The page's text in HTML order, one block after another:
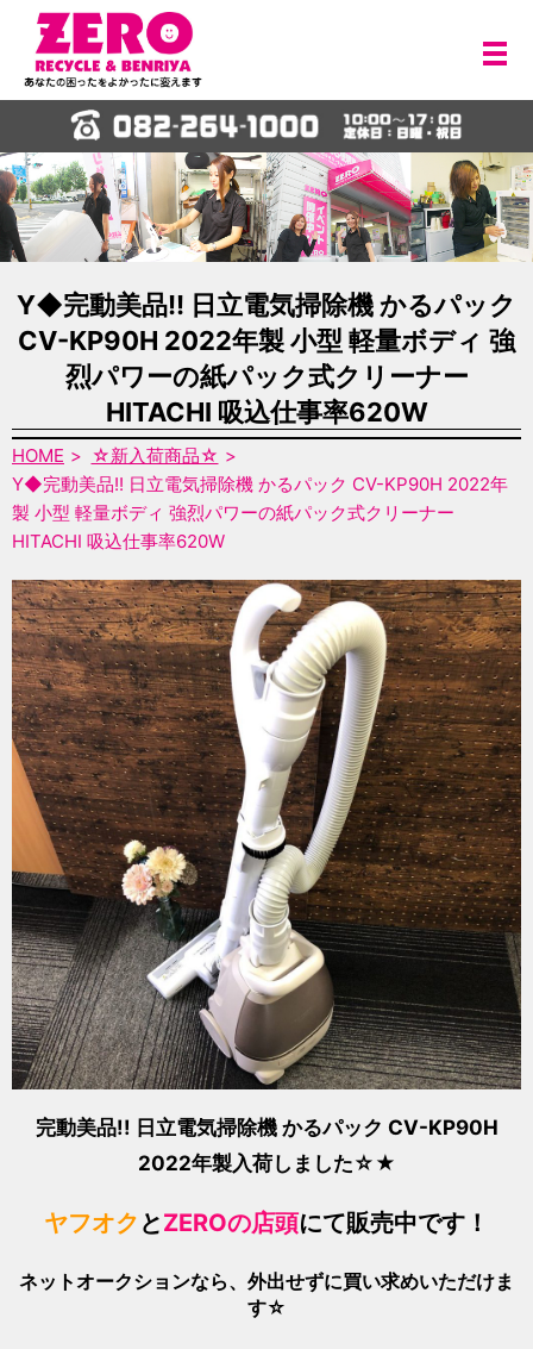
メ
Y◆完動美品!! 日立電気掃除機 かるパック
CV-KP90H 2022年製 小型 軽量ボディ 強
烈パワーの紙パック式クリーナー
HITACHI 吸込仕事率620W
HOME
☆新入荷商品☆
Y◆完動美品!! 日立電気掃除機 かるパック CV-KP90H 2022年
製 小型 軽量ボディ 強烈パワーの紙パック式クリーナー
HITACHI 吸込仕事率620W
完動美品!! 日立電気掃除機 かるパック CV-KP90H
2022年製入荷しました☆★
ヤフオク とZEROの店頭にて販売中です！
ネットオークションなら、外出せずに買い求めいただけま
す☆